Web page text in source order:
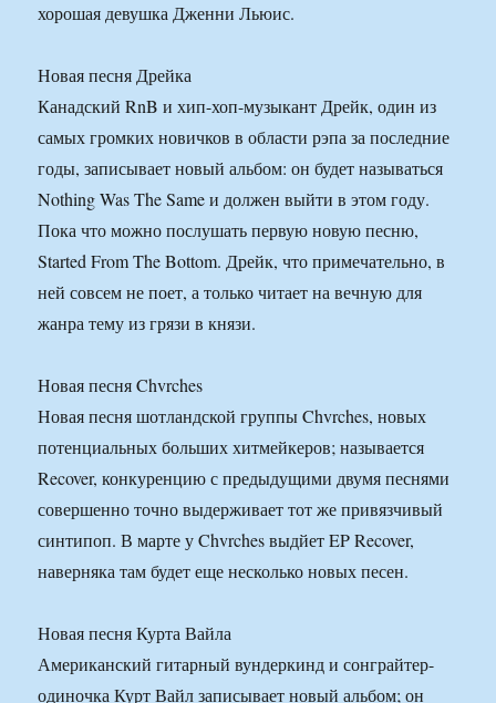
хорошая девушка Дженни Льюис.
Новая песня Дрейка
Канадский RnB и хип-хоп-музыкант Дрейк, один из
самых громких новичков в области рэпа за последние
годы, записывает новый альбом: он будет называться
Nothing Was The Same и должен выйти в этом году.
Пока что можно послушать первую новую песню,
Started From The Bottom. Дрейк, что примечательно, в
ней совсем не поет, а только читает на вечную для
жанра тему из грязи в князи.
Новая песня Chvrches
Новая песня шотландской группы Chvrches, новых
потенциальных больших хитмейкеров; называется
Recover, конкуренцию с предыдущими двумя песнями
совершенно точно выдерживает тот же привязчивый
синтипоп. В марте у Chvrches выдйет EP Recover,
наверняка там будет еще несколько новых песен.
Новая песня Курта Вайла
Американский гитарный вундеркинд и сонграйтер-
одиночка Курт Вайл записывает новый альбом; он